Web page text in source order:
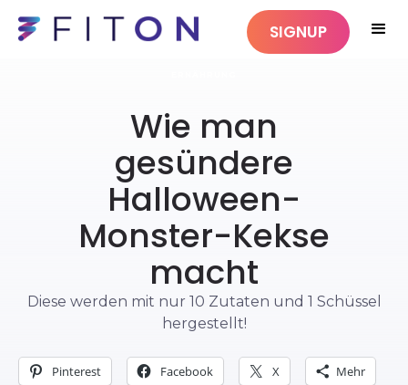
SIGNUP
Wie man
gesündere
Halloween-
Monster-Kekse
macht
Diese werden mit nur 10 Zutaten und 1 Schüssel
hergestellt!
Pinterest Facebook X Mehr